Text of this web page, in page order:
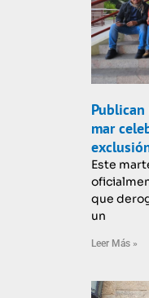
Publican
mar
Este
que
un
Leer Más »